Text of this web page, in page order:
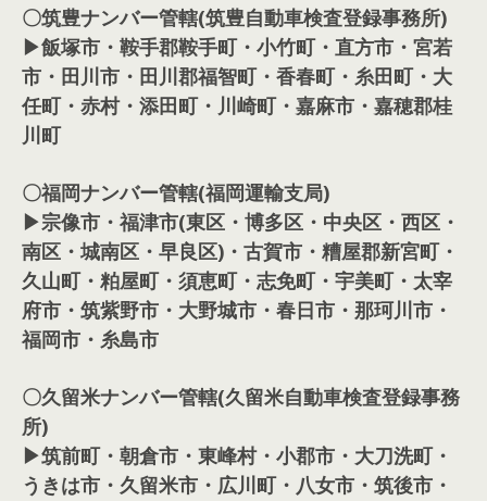
〇筑豊ナンバー管轄(筑豊自動車検査登録事務所)
▶飯塚市・鞍手郡鞍手町・小竹町・直方市・宮若
市・田川市・田川郡福智町・香春町・糸田町・大
任町・赤村・添田町・川崎町・嘉麻市・嘉穂郡桂
川町
〇福岡ナンバー管轄(福岡運輸支局)
▶宗像市・福津市(東区・博多区・中央区・西区・
南区・城南区・早良区)・古賀市・糟屋郡新宮町・
久山町・粕屋町・須恵町・志免町・宇美町・太宰
府市・筑紫野市・大野城市・春日市・那珂川市・
福岡市・糸島市
〇久留米ナンバー管轄(久留米自動車検査登録事務
所)
▶筑前町・朝倉市・東峰村・小郡市・大刀洗町・
うきは市・久留米市・広川町・八女市・筑後市・